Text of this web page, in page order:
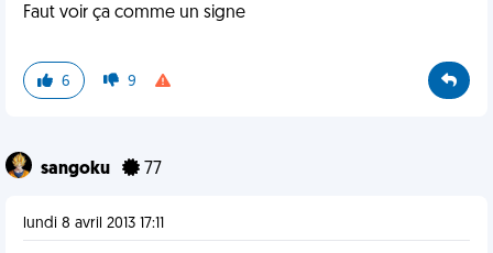
Faut voir ça comme un signe
6 9
sangoku 77
lundi 8 avril 2013 17:11